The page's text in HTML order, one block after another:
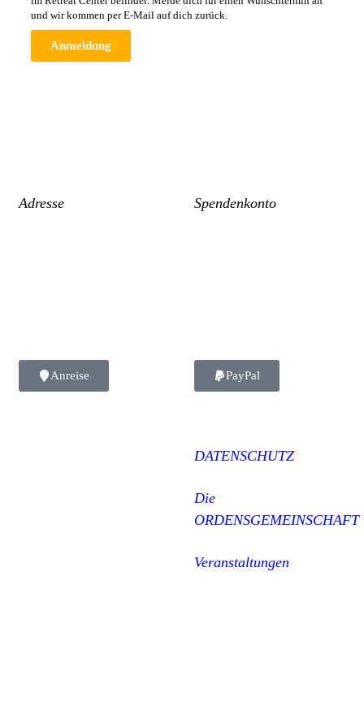
und wir kommen per E-Mail auf dich zurück.
Anmeldung
Adresse
Anreise
Spendenkonto
PayPal
DATENSCHUTZ
Die
ORDENSGEMEINSCHAFT
Veranstaltungen